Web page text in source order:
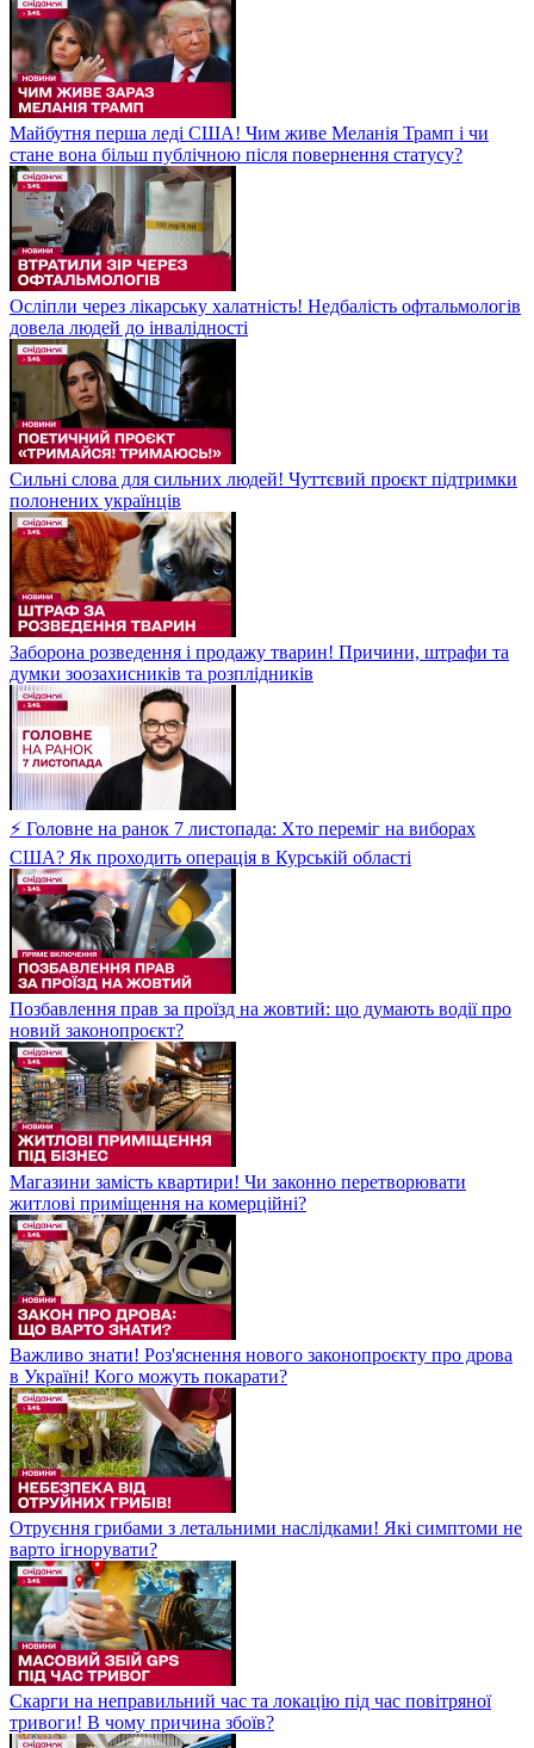
Майбутня перша леді США! Чим живе Меланія Трамп і чи
стане вона більш публічною після повернення статусу?
Осліпли через лікарську халатність! Недбалість офтальмологів
довела людей до інвалідності
Сильні слова для сильних людей! Чуттєвий проєкт підтримки
полонених українців
Заборона розведення і продажу тварин! Причини, штрафи та
думки зоозахисників та розплідників
⚡ Головне на ранок 7 листопада: Хто переміг на виборах
США? Як проходить операція в Курській області
Позбавлення прав за проїзд на жовтий: що думають водії про
новий законопроєкт?
Магазини замість квартири! Чи законно перетворювати
житлові приміщення на комерційні?
Важливо знати! Роз'яснення нового законопроєкту про дрова
в Україні! Кого можуть покарати?
Отруєння грибами з летальними наслідками! Які симптоми не
варто ігнорувати?
Скарги на неправильний час та локацію під час повітряної
тривоги! В чому причина збоїв?